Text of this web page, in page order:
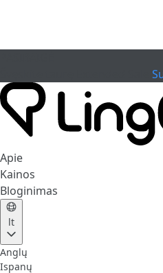
Apie
Kainos
Bloginimas
lt
Anglų
Ispanų